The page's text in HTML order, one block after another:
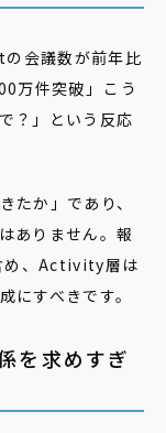
会議数が前年比
件突破」――こう
？」という反応
たか」であり、
ありません。報
め、Activity層は
にすべきです。
を求めすぎ